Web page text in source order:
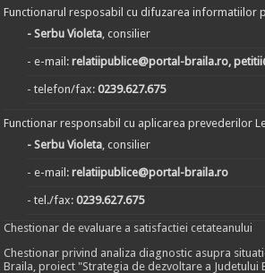
Functionarul resposabil cu difuzarea informatiilor
- Serbu Violeta, consilier
- e-mail:relatiipublice@portal-braila.ro,
- telefon/fax:0239.627.675
Functionar responsabil cu aplicarea prevederilor
- Serbu Violeta, consilier
- e-mail:relatiipublice@portal-braila.ro
- tel./fax:0239.627.675
Chestionar de evaluare a satisfactiei cetateanului
Chestionar privind analiza diagnostic asupra
Braila, proiect "Strategia de dezvoltare a Judetului